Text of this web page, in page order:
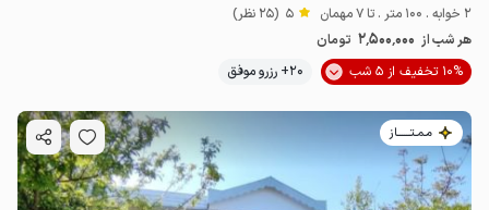
2 خوابه . 100 متر . تا 7 مهمان 5 (25 نظر)
هر شب از 2٬500٬000 تومان
10% تخفیف از 5 شب
20+ رزرو موفق
مـمـتــــــاز